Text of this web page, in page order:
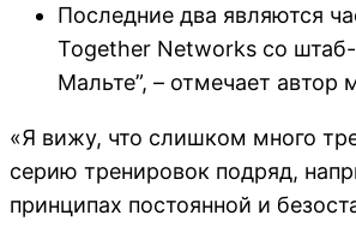
Последние два являются
Together Networks со
Мальте”, – отмечает автор
«Я вижу, что слишком много
серию тренировок подряд,
принципах постоянной и